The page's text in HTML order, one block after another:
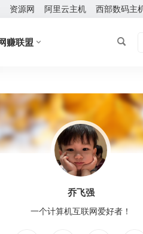
资源网 阿里云主机 西部数码主
网赚联盟
乔飞强
一个计算机互联网爱好者！